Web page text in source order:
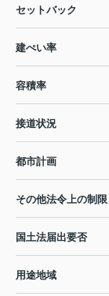
セットバック
建ぺい率
容積率
接道状況
都市計画
その他法令上の制限
国土法届出要否
用途地域